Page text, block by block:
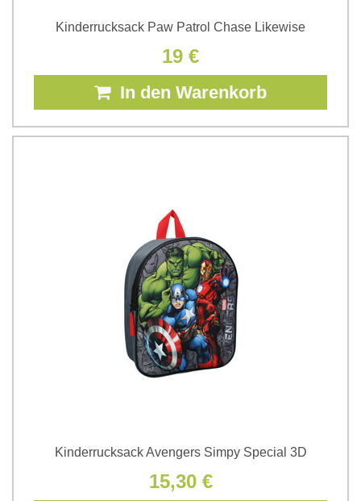
Kinderrucksack Paw Patrol Chase Likewise
19 €
In den Warenkorb
Kinderrucksack Avengers Simpy Special 3D
15,30 €